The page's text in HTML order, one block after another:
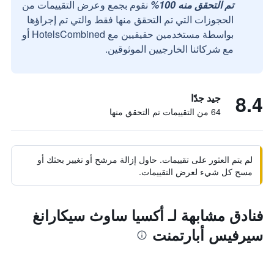
تم التحقق منه 100%
نقوم بجمع وعرض التقييمات من
الحجوزات التي تم التحقق منها فقط والتي تم إجراؤها
بواسطة مستخدمين حقيقيين مع HotelsCombined أو
مع شركائنا الخارجيين الموثوقين.
8.4 جيد جدًا
64 من التقييمات تم التحقق منها
لم يتم العثور على تقييمات. حاول إزالة مرشح أو تغيير بحثك أو
مسح كل شيء لعرض التقييمات.
فنادق مشابهة لـ أكسيا ساوث سيكارانغ
سيرفيس أبارتمنت